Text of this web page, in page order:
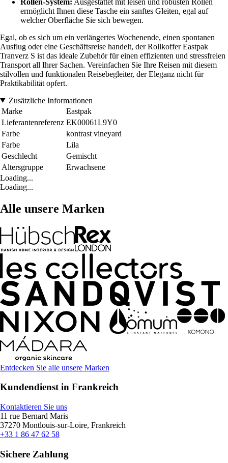
ermöglicht Ihnen diese Tasche ein sanftes Gleiten, egal auf
welcher Oberfläche Sie sich bewegen.
Egal, ob es sich um ein verlängertes Wochenende, einen spontanen
Ausflug oder eine Geschäftsreise handelt, der Rollkoffer Eastpak
Tranverz S ist das ideale Zubehör für einen effizienten und stressfreien
Transport all Ihrer Sachen. Vereinfachen Sie Ihre Reisen mit diesem
stilvollen und funktionalen Reisebegleiter, der Eleganz nicht für
Praktikabilität opfert.
Zusätzliche Informationen
Marke
Eastpak
Lieferantenreferenz EK00061L9Y0
Farbe
kontrast vineyard
Farbe
Lila
Geschlecht
Gemischt
Altersgruppe
Erwachsene
Loading...
Loading...
Alle unsere Marken
Entdecken Sie alle unsere Marken
Kundendienst in Frankreich
Kontaktieren Sie uns
11 rue Bernard Maris
37270 Montlouis-sur-Loire, Frankreich
+33 1 86 47 62 58
Sichere Zahlung